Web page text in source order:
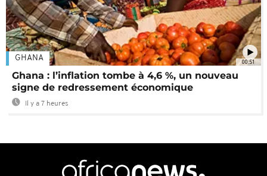
00:51
GHANA
Ghana : l’inflation tombe à 4,6 %, un nouveau
signe de redressement économique
Il y a 7 heures